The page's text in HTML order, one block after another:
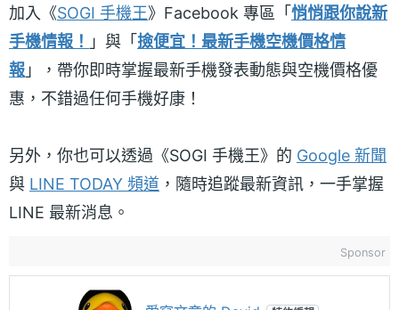
加入《SOGI 手機王》Facebook 專區「悄悄跟你說新
手機情報！ 」與「撿便宜！最新手機空機價格情
報 」，帶你即時掌握最新手機發表動態與空機價格優
惠，不錯過任何手機好康！
另外，你也可以透過《SOGI 手機王》的 Google 新聞
與 LINE TODAY 頻道 ，隨時追蹤最新資訊，一手掌握
LINE 最新消息。
Sponsor